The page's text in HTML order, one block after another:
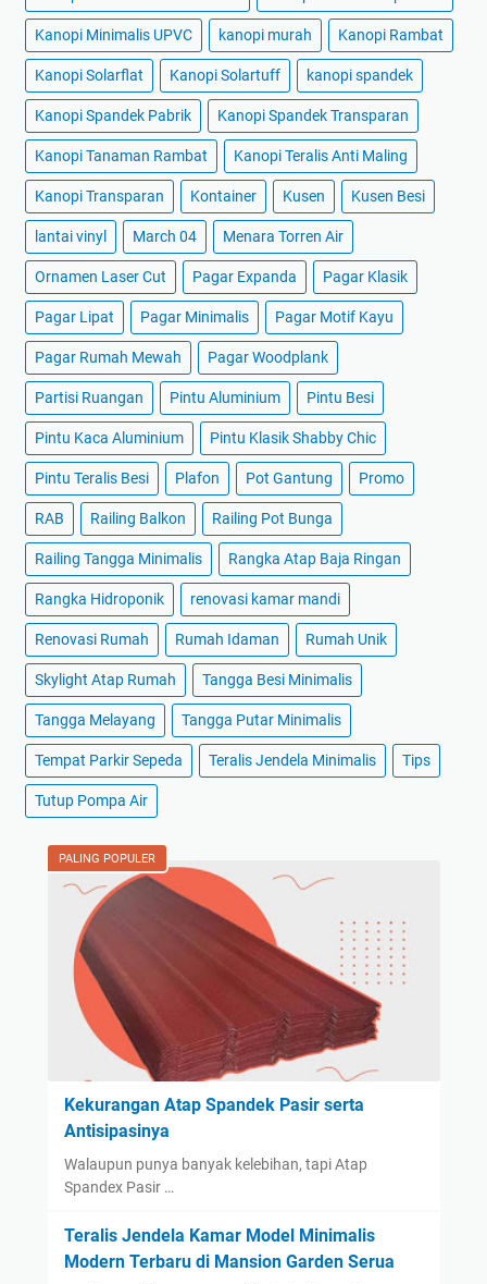
Kanopi Minimalis UPVC kanopi murah Kanopi Rambat
Kanopi Solarflat Kanopi Solartuff kanopi spandek
Kanopi Spandek Pabrik Kanopi Spandek Transparan
Kanopi Tanaman Rambat Kanopi Teralis Anti Maling
Kanopi Transparan Kontainer Kusen Kusen Besi
lantai vinyl March 04 Menara Torren Air
Ornamen Laser Cut Pagar Expanda Pagar Klasik
Pagar Lipat Pagar Minimalis Pagar Motif Kayu
Pagar Rumah Mewah Pagar Woodplank
Partisi Ruangan Pintu Aluminium Pintu Besi
Pintu Kaca Aluminium Pintu Klasik Shabby Chic
Pintu Teralis Besi Plafon Pot Gantung Promo
RAB Railing Balkon Railing Pot Bunga
Railing Tangga Minimalis Rangka Atap Baja Ringan
Rangka Hidroponik renovasi kamar mandi
Renovasi Rumah Rumah Idaman Rumah Unik
Skylight Atap Rumah Tangga Besi Minimalis
Tangga Melayang Tangga Putar Minimalis
Tempat Parkir Sepeda Teralis Jendela Minimalis Tips
Tutup Pompa Air
PALING POPULER
Kekurangan Atap Spandek Pasir serta
Antisipasinya
Walaupun punya banyak kelebihan, tapi Atap
Spandex Pasir …
Teralis Jendela Kamar Model Minimalis
Modern Terbaru di Mansion Garden Serua